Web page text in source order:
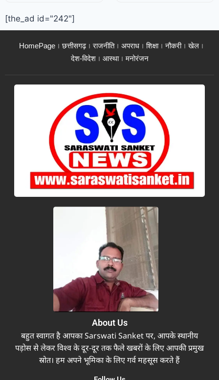
[the_ad id="242"]
HomePage छत्तीसगढ़ राजनीति अपराध शिक्षा नौकरी
खेल
देश-विदेश
आस्था मनोरंजन
About Us
बहुत स्वागत है आपका Sarswati Sanket पर, आपके स्थानीय
पड़ोस से लेकर विश्व के दूर-दूर तक फैले खबरों के लिए आपकी प्रमुख
स्रोत। हम अपने भूमिका के लिए गर्व महसूस करते हैं